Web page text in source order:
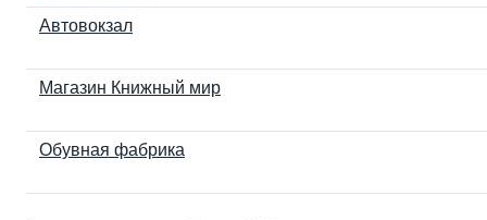
Автовокзал
Магазин Книжный мир
Обувная фабрика